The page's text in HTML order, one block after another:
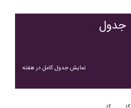
جدول
نمایش جدول کامل در هفته